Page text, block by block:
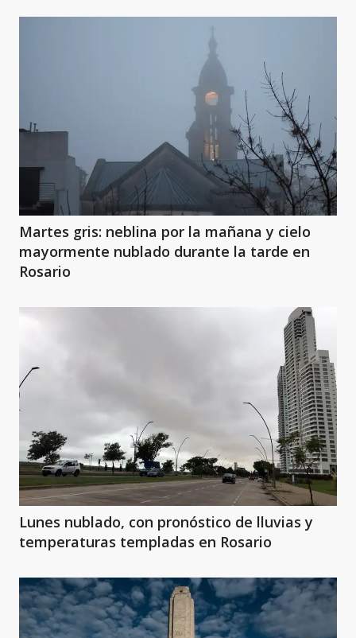
Martes gris: neblina por la mañana y cielo
mayormente nublado durante la tarde en
Rosario
Lunes nublado, con pronóstico de lluvias y
temperaturas templadas en Rosario